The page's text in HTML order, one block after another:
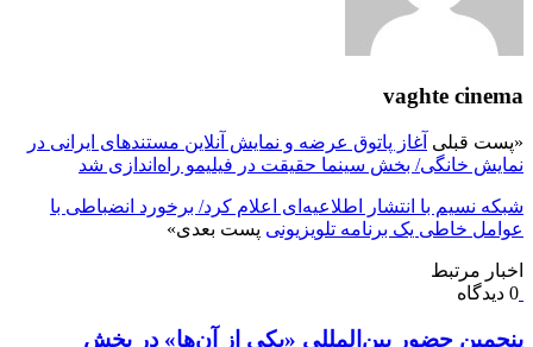
vaghte cinema
«پست قبلی آغاز پاتوق عرضه و نمایش آنلاین مستندهای ایرانی در
نمایش خانگی/ بخش سینما حقیقت در فیلیمو راه‌اندازی شد
شبکه نسیم با انتشار اطلاعیه‌ای اعلام کرد/ برخورد انضباطی با
عوامل خاطی یک برنامه تلویزیونی پست بعدی»
اخبار مرتبط
0 دیدگاه
پنجمین حضور بین‌المللی «یکی از آن‌ها» در بخش